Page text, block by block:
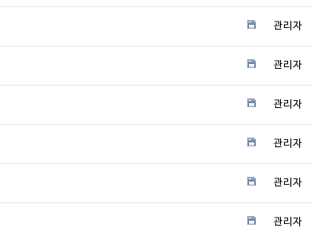
관리자
관리자
관리자
관리자
관리자
관리자